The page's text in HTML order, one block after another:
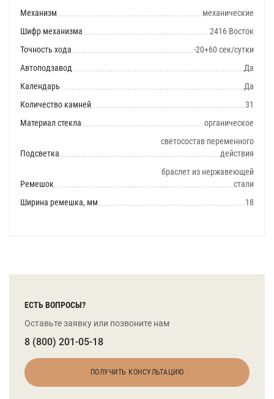
Механизм
механические
Шифр механизма
2416 Восток
Точность хода
-20+60 сек/сутки
Автоподзавод
Да
Календарь
Да
Количество камней
31
Материал стекла
органическое
Подсветка
светосостав переменного
действия
Ремешок
браслет из нержавеющей
стали
Ширина ремешка, мм
18
ЕСТЬ ВОПРОСЫ?
Оставьте заявку или позвоните нам
8 (800) 201-05-18
ПОЛУЧИТЬ КОНСУЛЬТАЦИЮ